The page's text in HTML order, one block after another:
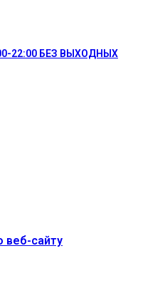
22:00 БЕЗ ВЫХОДНЫХ
веб-сайту